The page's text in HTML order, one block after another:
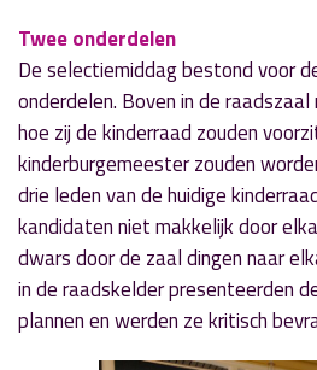
Twee onderdelen
De selectiemiddag bestond voor
onderdelen. Boven in de
hoe zij de kinderraad zouden
kinderburgemeester zouden
drie leden van de huidige
kandidaten niet makkelijk door
dwars door de zaal dingen naar
in de raadskelder presenteerden
plannen en werden ze kritisch